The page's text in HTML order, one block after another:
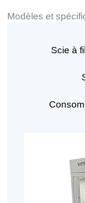
Modèles et
Scie à